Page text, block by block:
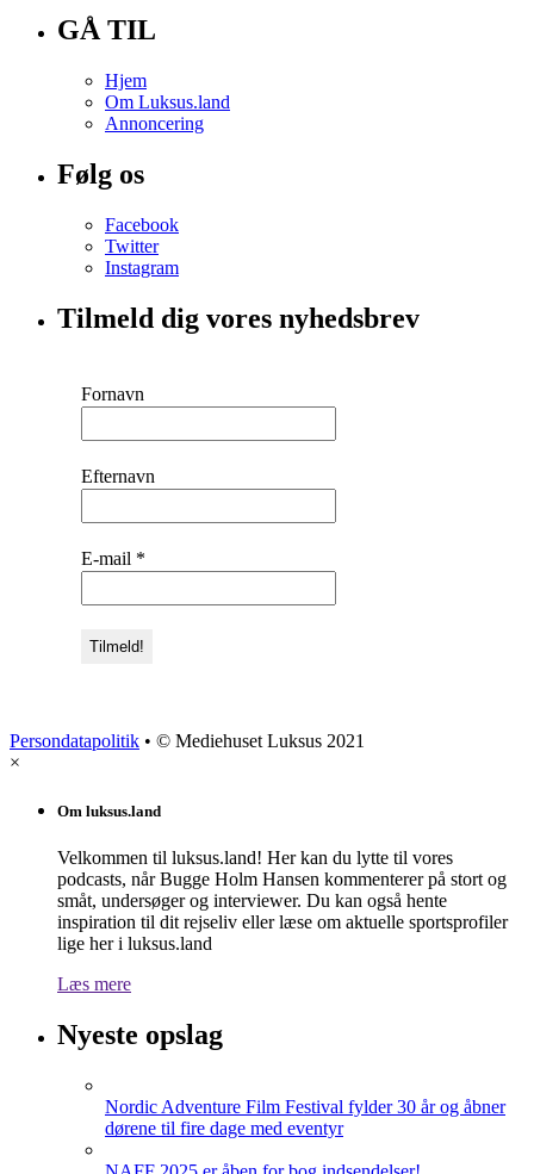
GÅ TIL
Hjem
Om Luksus.land
Annoncering
Følg os
Facebook
Twitter
Instagram
Tilmeld dig vores nyhedsbrev
Fornavn
Efternavn
E-mail *
Persondatapolitik • © Mediehuset Luksus 2021
×
Om luksus.land
Velkommen til luksus.land! Her kan du lytte til vores
podcasts, når Bugge Holm Hansen kommenterer på stort og
småt, undersøger og interviewer. Du kan også hente
inspiration til dit rejseliv eller læse om aktuelle sportsprofiler
lige her i luksus.land
Læs mere
Nyeste opslag
Nordic Adventure Film Festival fylder 30 år og åbner
dørene til fire dage med eventyr